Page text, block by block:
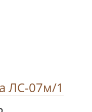
ЛС-07м/1